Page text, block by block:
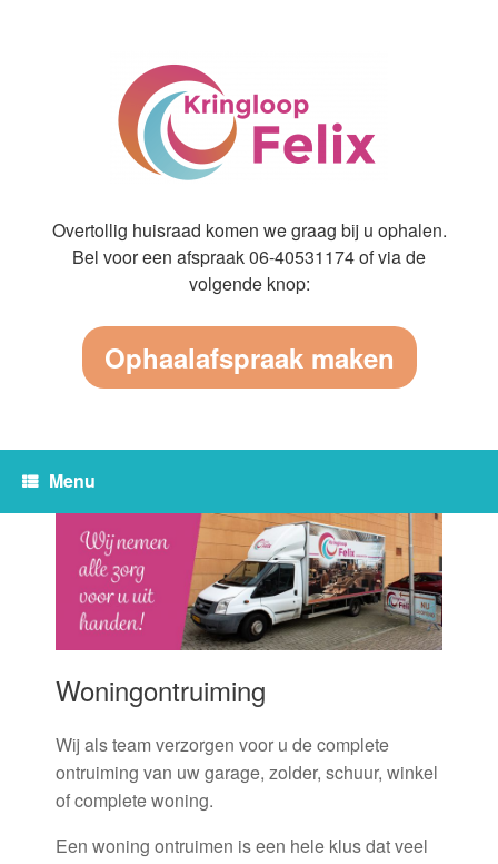
Overtollig huisraad komen we graag bij u ophalen.
Bel voor een afspraak 06-40531174 of via de
volgende knop:
Ophaalafspraak maken
Menu
Woningontruiming
Wij als team verzorgen voor u de complete
ontruiming van uw garage, zolder, schuur, winkel
of complete woning.
Een woning ontruimen is een hele klus dat veel